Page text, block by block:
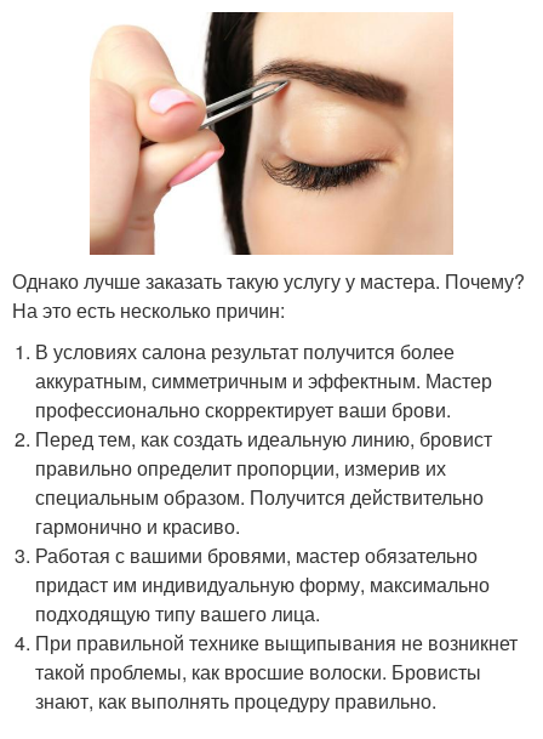
Однако лучше заказать такую услугу у мастера. Почему?
На это есть несколько причин:
В условиях салона результат получится более
аккуратным, симметричным и эффектным. Мастер
профессионально скорректирует ваши брови.
Перед тем, как создать идеальную линию, бровист
правильно определит пропорции, измерив их
специальным образом. Получится действительно
гармонично и красиво.
Работая с вашими бровями, мастер обязательно
придаст им индивидуальную форму, максимально
подходящую типу вашего лица.
При правильной технике выщипывания не возникнет
такой проблемы, как вросшие волоски. Бровисты
знают, как выполнять процедуру правильно.